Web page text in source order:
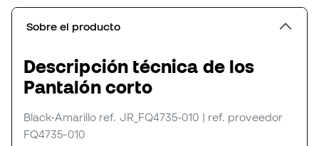
Sobre el producto
Descripción técnica de los
Pantalón corto
Black-Amarillo ref. JR_FQ4735-010 | ref. proveedor
FQ4735-010